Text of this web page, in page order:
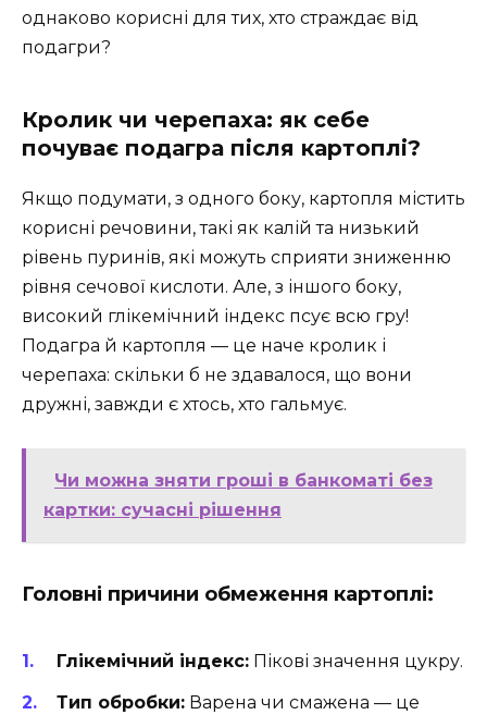
однаково корисні для тих, хто страждає від
подагри?
Кролик чи черепаха: як себе
почуває подагра після картоплі?
Якщо подумати, з одного боку, картопля містить
корисні речовини, такі як калій та низький
рівень пуринів, які можуть сприяти зниженню
рівня сечової кислоти. Але, з іншого боку,
високий глікемічний індекс псує всю гру!
Подагра й картопля — це наче кролик і
черепаха: скільки б не здавалося, що вони
дружні, завжди є хтось, хто гальмує.
Чи можна зняти гроші в банкоматі без
картки: сучасні рішення
Головні причини обмеження картоплі:
Глікемічний індекс: Пікові значення цукру.
Тип обробки: Варена чи смажена — це